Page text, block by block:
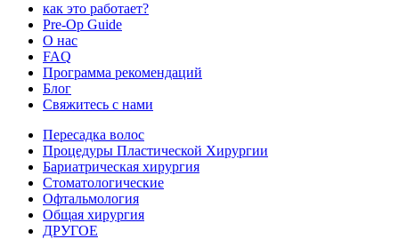
как это работает?
Pre-Op Guide
О нас
FAQ
Программа рекомендаций
Блог
Свяжитесь с нами
Пересадка волос
Процедуры Пластической Хирургии
Бариатрическая хирургия
Стоматологические
Офтальмология
Общая хирургия
ДРУГОЕ